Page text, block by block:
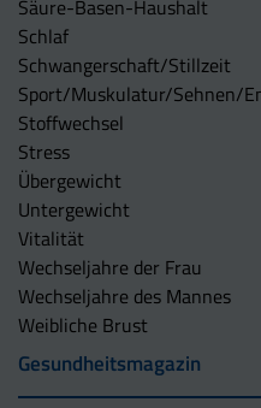
Säure-Basen-Haushalt
Schlaf
Schwangerschaft/Stillzeit
Sport/Muskulatur/Sehnen/
Stoffwechsel
Stress
Übergewicht
Untergewicht
Vitalität
Wechseljahre der Frau
Wechseljahre des Mannes
Weibliche Brust
Gesundheitsmagazin